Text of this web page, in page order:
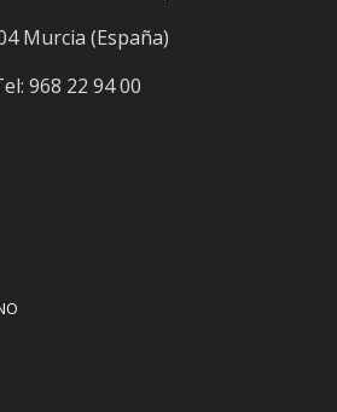
Murcia (España)
968 22 94 00